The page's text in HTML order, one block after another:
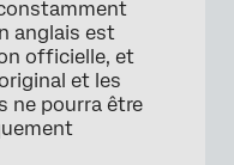
anglais est
officielle, et
et les
ne pourra être